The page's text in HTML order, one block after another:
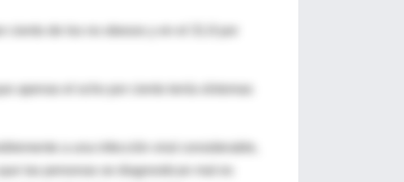
ciento de los no obesos y en el 31.8 por
apenas el ocho por ciento tenía síntomas
a una infección viral considerable,
las personas se diagnostican mal es